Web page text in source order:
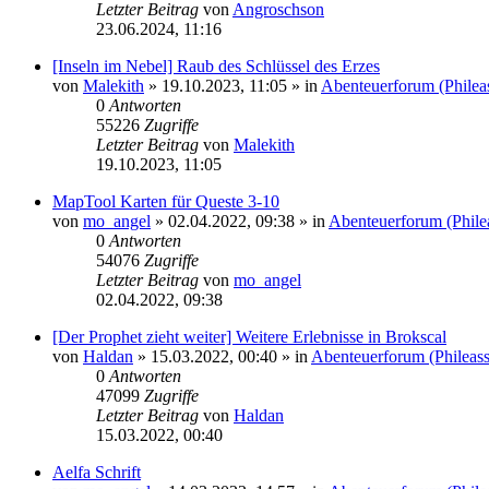
Letzter Beitrag von Angroschson
23.06.2024, 11:16
[Inseln im Nebel] Raub des Schlüssel des Erzes
von Malekith » 19.10.2023, 11:05 » in Abenteuerforum
0 Antworten
55226 Zugriffe
Letzter Beitrag von Malekith
19.10.2023, 11:05
MapTool Karten für Queste 3-10
von mo_angel » 02.04.2022, 09:38 » in Abenteuerforum
0 Antworten
54076 Zugriffe
Letzter Beitrag von mo_angel
02.04.2022, 09:38
[Der Prophet zieht weiter] Weitere Erlebnisse in Brokscal
von Haldan » 15.03.2022, 00:40 » in Abenteuerforum
0 Antworten
47099 Zugriffe
Letzter Beitrag von Haldan
15.03.2022, 00:40
Aelfa Schrift